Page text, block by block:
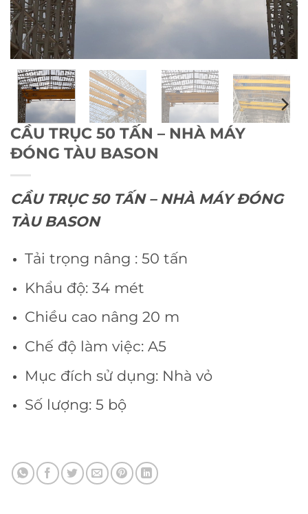
CẦU TRỤC 50 TẤN – NHÀ MÁY
ĐÓNG TÀU BASON
CẦU TRỤC 50 TẤN – NHÀ MÁY ĐÓNG
TÀU BASON
Tải trọng nâng : 50 tấn
Khẩu độ: 34 mét
Chiều cao nâng 20 m
Chế độ làm việc: A5
Mục đích sử dụng: Nhà vỏ
Số lượng: 5 bộ